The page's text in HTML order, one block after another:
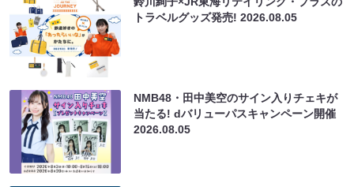
トラベルグッズ発売!2026.08.05
NMB48・田中美空のサイン入りチェキが
当たる! dバリューパスキャンペーン開催
2026.08.05